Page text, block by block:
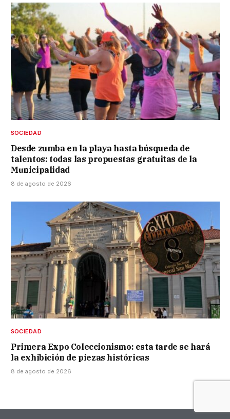
SOCIEDAD
Desde zumba en la playa hasta búsqueda de
talentos: todas las propuestas gratuitas de la
Municipalidad
8 de agosto de 2026
SOCIEDAD
Primera Expo Coleccionismo: esta tarde se hará
la exhibición de piezas históricas
8 de agosto de 2026